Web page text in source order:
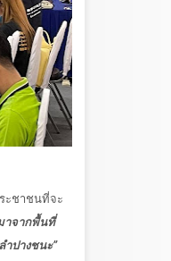
ะชาชนที่จะ
าจากพื้นที่
ปางชนะ”